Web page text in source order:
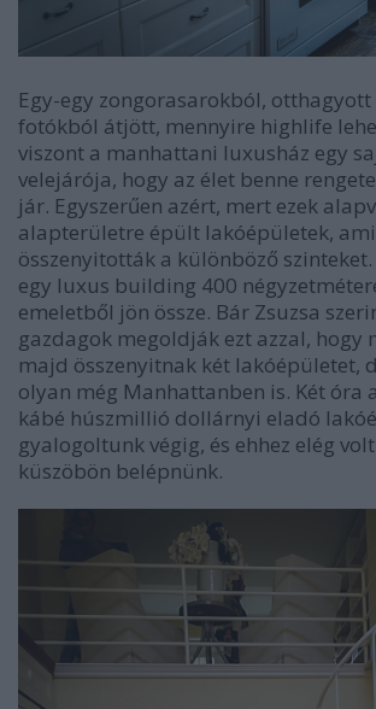
Egy-egy zongorasarokból, otthagyott
fotókból átjött, mennyire highlife
viszont a manhattani luxusház egy
velejárója, hogy az élet benne
jár. Egyszerűen azért, mert ezek
alapterületre épült lakóépületek,
összenyitották a különböző
egy luxus building 400
emeletből jön össze. Bár Zsuzsa
gazdagok megoldják ezt azzal, hogy
majd összenyitnak két lakóépületet,
olyan még Manhattanben is. Két óra
kábé húszmillió dollárnyi eladó
gyalogoltunk végig, és ehhez elég
küszöbön belépnünk.